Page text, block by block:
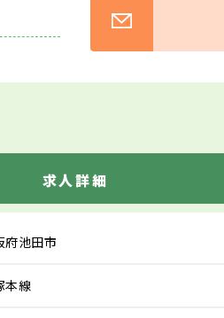
求人詳細
府池田市
本線